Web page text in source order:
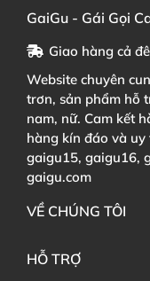
GaiGu - Gái Gọi
Giao hàng cả
Website chuyên
trơn, sản phẩm hỗ
nam, nữ. Cam kết
hàng kín đáo và
gaigu15, gaigu16,
gaigu.com
VỀ CHÚNG TÔI
HỖ TRỢ